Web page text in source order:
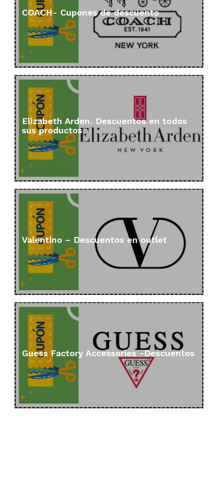
COACH- Cupones de descuento
Elizabeth Arden. Descuentos en todos
sus productos
Valentino – Descuentos en outlet
Guess Factory Accessories -Descuentos